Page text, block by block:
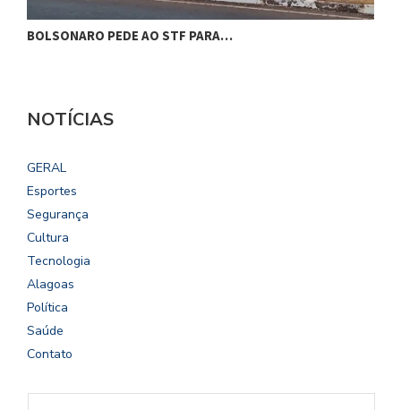
BOLSONARO PEDE AO STF PARA…
NOTÍCIAS
GERAL
Esportes
Segurança
Cultura
Tecnologia
Alagoas
Política
Saúde
Contato